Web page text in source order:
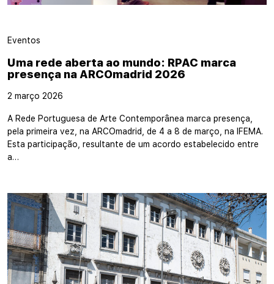
Eventos
Uma rede aberta ao mundo: RPAC marca
presença na ARCOmadrid 2026
2 março 2026
A Rede Portuguesa de Arte Contemporânea marca presença,
pela primeira vez, na ARCOmadrid, de 4 a 8 de março, na IFEMA.
Esta participação, resultante de um acordo estabelecido entre
a…